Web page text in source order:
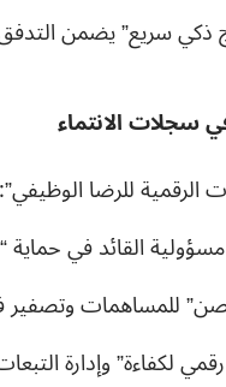
سريع” يضمن التدفق
سجلات الانتماء
للرضا
القائد في حماية
للمساهمات
لكفاءة” وإدارة